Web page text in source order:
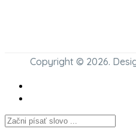
Copyright © 2026.